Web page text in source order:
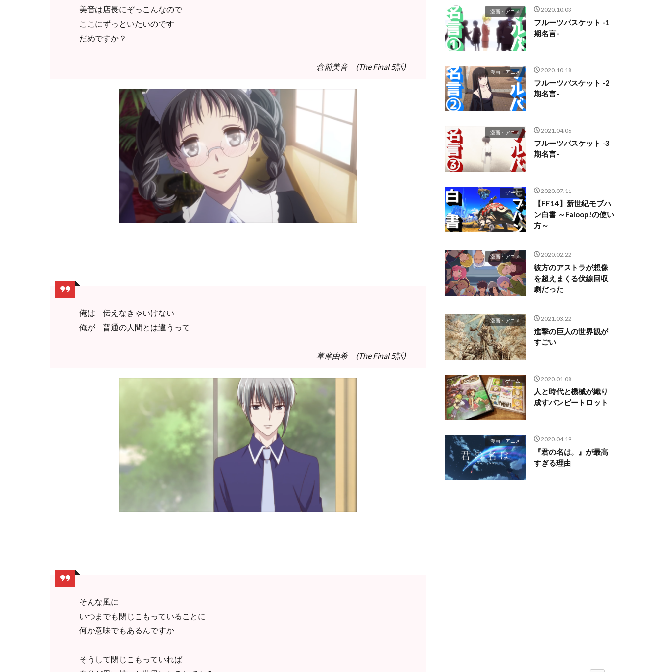
美音は店長にぞっこんなので
ここにずっといたいのです
だめですか？
倉前美音 (The Final 5話)
俺は 伝えなきゃいけない
俺が 普通の人間とは違うって
草摩由希 (The Final 5話)
そんな風に
いつまでも閉じこもっていることに
何か意味でもあるんですか
そうして閉じこもっていれば
漫画・アニメ 2020.10.03
フルーツバスケット -1
期名言-
漫画・アニメ 2020.10.18
フルーツバスケット -2
期名言-
漫画・アニメ 2021.04.06
フルーツバスケット -3
期名言-
ゲーム 2020.07.11
【FF14】新世紀モブハ
ン白書 ～Faloop!の使い
方～
漫画・アニメ 2020.02.22
彼方のアストラが想像
を超えまくる伏線回収
劇だった
漫画・アニメ 2021.03.22
進撃の巨人の世界観が
すごい
ゲーム 2020.01.08
人と時代と機械が織り
成すバンピートロット
漫画・アニメ 2020.04.19
『君の名は。』が最高
すぎる理由